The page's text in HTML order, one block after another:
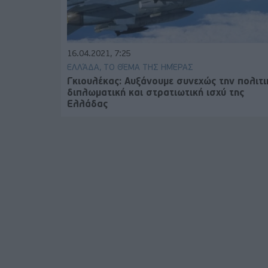
16.04.2021, 7:25
ΕΛΛΆΔΑ, ΤΟ ΘΈΜΑ ΤΗΣ ΗΜΈΡΑΣ
Γκιουλέκας: Αυξάνουμε συνεχώς την
διπλωματική και στρατιωτική ισχύ της
Ελλάδας